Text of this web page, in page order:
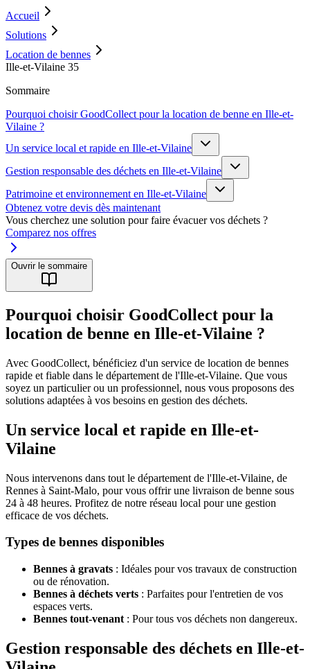
Accueil
Solutions
Location de bennes
Ille-et-Vilaine 35
Sommaire
Pourquoi choisir GoodCollect pour la location de benne en Ille-et-
Vilaine ?
Un service local et rapide en Ille-et-Vilaine
Gestion responsable des déchets en Ille-et-Vilaine
Patrimoine et environnement en Ille-et-Vilaine
Obtenez votre devis dès maintenant
Vous cherchez une solution pour faire évacuer vos déchets ?
Comparez nos offres
Ouvrir le sommaire
Pourquoi choisir GoodCollect pour la
location de benne en Ille-et-Vilaine ?
Avec GoodCollect, bénéficiez d'un service de location de bennes
rapide et fiable dans le département de l'Ille-et-Vilaine. Que vous
soyez un particulier ou un professionnel, nous vous proposons des
solutions adaptées à vos besoins en gestion des déchets.
Un service local et rapide en Ille-et-
Vilaine
Nous intervenons dans tout le département de l'Ille-et-Vilaine, de
Rennes à Saint-Malo, pour vous offrir une livraison de benne sous
24 à 48 heures. Profitez de notre réseau local pour une gestion
efficace de vos déchets.
Types de bennes disponibles
Bennes à gravats : Idéales pour vos travaux de construction
ou de rénovation.
Bennes à déchets verts : Parfaites pour l'entretien de vos
espaces verts.
Bennes tout-venant : Pour tous vos déchets non dangereux.
Gestion responsable des déchets en Ille-et-